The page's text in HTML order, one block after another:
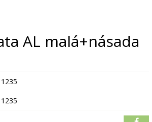
AL malá+násada
1235
1235